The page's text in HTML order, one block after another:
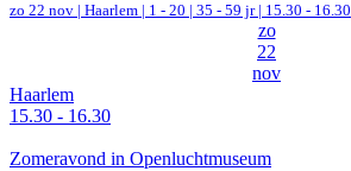
zo 22 nov | Haarlem | 1 - 20 | 35 - 59 jr | 15.30 - 16.30
zo
22
nov
Haarlem
15.30 - 16.30
Zomeravond in Openluchtmuseum